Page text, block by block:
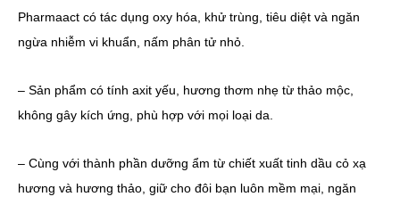
Pharmaact có tác dụng oxy hóa, khử trùng, tiêu diệt và ngăn
ngừa nhiễm vi khuẩn, nấm phân tử nhỏ.
– Sản phẩm có tính axit yếu, hương thơm nhẹ từ thảo mộc,
không gây kích ứng, phù hợp với mọi loại da.
– Cùng với thành phần dưỡng ẩm từ chiết xuất tinh dầu cỏ xạ
hương và hương thảo, giữ cho đôi bạn luôn mềm mại, ngăn